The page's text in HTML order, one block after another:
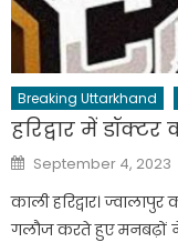
Breaking Uttarkhand
हरिद्वार में डॉक्टर
Posted
on
September 4, 2023
काली हरिद्वार।
गलौज करते हुए मनबढ़ों ने